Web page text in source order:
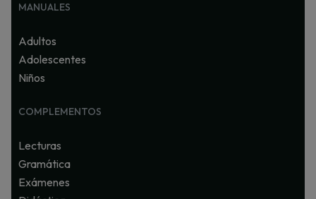
MANUALES
Adultos
Adolescentes
Niños
COMPLEMENTOS
Lecturas
Gramática
Exámenes